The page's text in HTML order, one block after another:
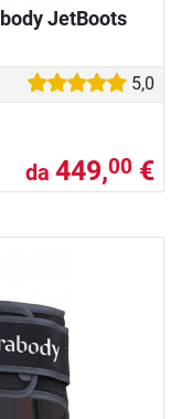
JetBoots
5,0
da 449,00 €